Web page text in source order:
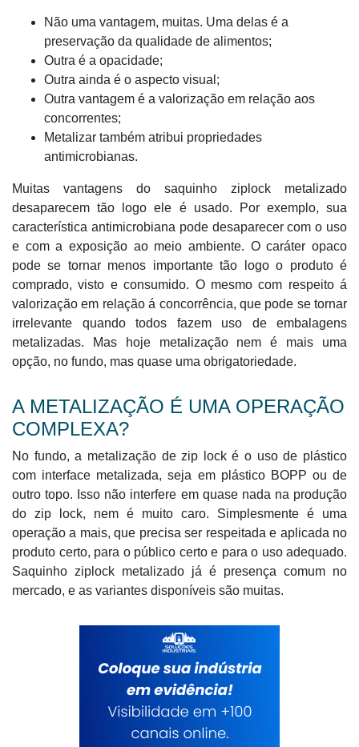
Não uma vantagem, muitas. Uma delas é a
preservação da qualidade de alimentos;
Outra é a opacidade;
Outra ainda é o aspecto visual;
Outra vantagem é a valorização em relação aos
concorrentes;
Metalizar também atribui propriedades
antimicrobianas.
Muitas vantagens do saquinho ziplock metalizado
desaparecem tão logo ele é usado. Por exemplo, sua
característica antimicrobiana pode desaparecer com o uso
e com a exposição ao meio ambiente. O caráter opaco
pode se tornar menos importante tão logo o produto é
comprado, visto e consumido. O mesmo com respeito á
valorização em relação á concorrência, que pode se tornar
irrelevante quando todos fazem uso de embalagens
metalizadas. Mas hoje metalização nem é mais uma
opção, no fundo, mas quase uma obrigatoriedade.
A METALIZAÇÃO É UMA OPERAÇÃO
COMPLEXA?
No fundo, a metalização de zip lock é o uso de plástico
com interface metalizada, seja em plástico BOPP ou de
outro topo. Isso não interfere em quase nada na produção
do zip lock, nem é muito caro. Simplesmente é uma
operação a mais, que precisa ser respeitada e aplicada no
produto certo, para o público certo e para o uso adequado.
Saquinho ziplock metalizado já é presença comum no
mercado, e as variantes disponíveis são muitas.